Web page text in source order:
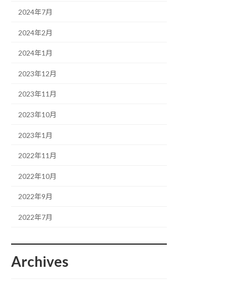
2024年7月
2024年2月
2024年1月
2023年12月
2023年11月
2023年10月
2023年1月
2022年11月
2022年10月
2022年9月
2022年7月
Archives